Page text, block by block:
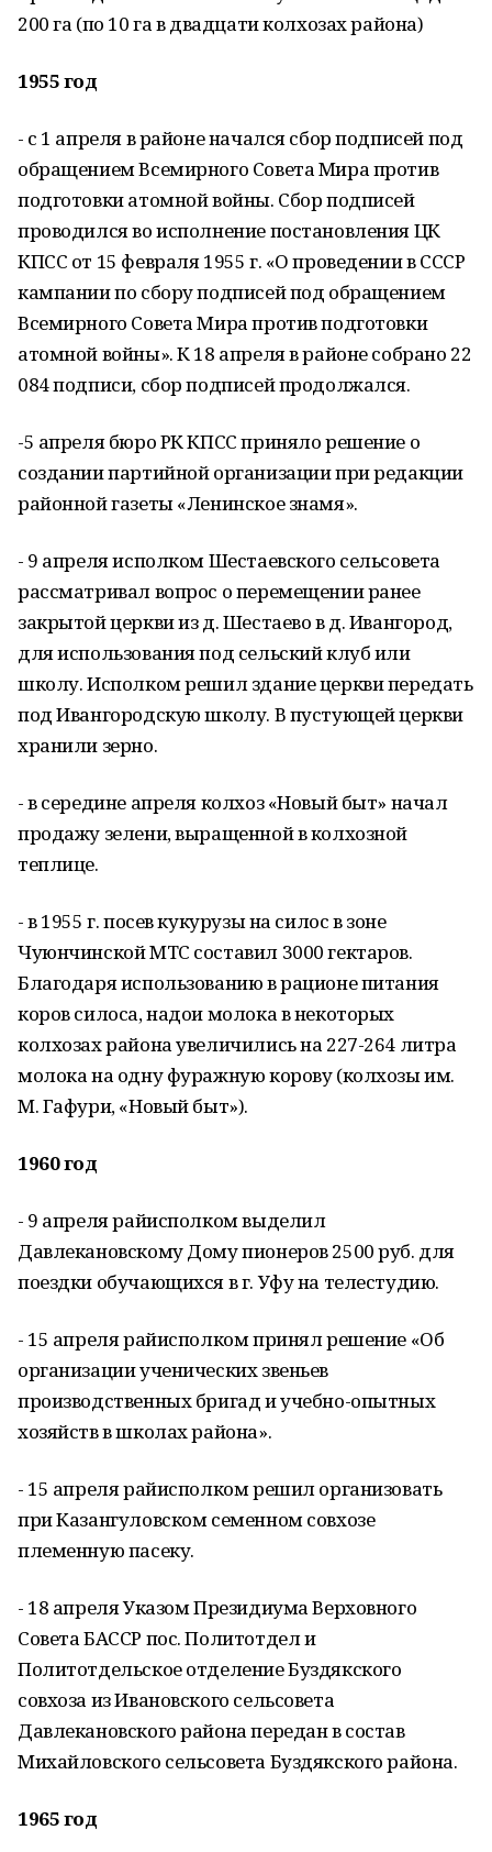
200 га (по 10 га в двадцати колхозах района)
1955 год
- с 1 апреля в районе начался сбор подписей под
обращением Всемирного Совета Мира против
подготовки атомной войны. Сбор подписей
проводился во исполнение постановления ЦК
КПСС от 15 февраля 1955 г. «О проведении в СССР
кампании по сбору подписей под обращением
Всемирного Совета Мира против подготовки
атомной войны». К 18 апреля в районе собрано 22
084 подписи, сбор подписей продолжался.
-5 апреля бюро РК КПСС приняло решение о
создании партийной организации при редакции
районной газеты «Ленинское знамя».
- 9 апреля исполком Шестаевского сельсовета
рассматривал вопрос о перемещении ранее
закрытой церкви из д. Шестаево в д. Ивангород,
для использования под сельский клуб или
школу. Исполком решил здание церкви передать
под Ивангородскую школу. В пустующей церкви
хранили зерно.
- в середине апреля колхоз «Новый быт» начал
продажу зелени, выращенной в колхозной
теплице.
- в 1955 г. посев кукурузы на силос в зоне
Чуюнчинской МТС составил 3000 гектаров.
Благодаря использованию в рационе питания
коров силоса, надои молока в некоторых
колхозах района увеличились на 227-264 литра
молока на одну фуражную корову (колхозы им.
М. Гафури, «Новый быт»).
1960 год
- 9 апреля райисполком выделил
Давлекановскому Дому пионеров 2500 руб. для
поездки обучающихся в г. Уфу на телестудию.
- 15 апреля райисполком принял решение «Об
организации ученических звеньев
производственных бригад и учебно-опытных
хозяйств в школах района».
- 15 апреля райисполком решил организовать
при Казангуловском семенном совхозе
племенную пасеку.
- 18 апреля Указом Президиума Верховного
Совета БАССР пос. Политотдел и
Политотдельское отделение Буздякского
совхоза из Ивановского сельсовета
Давлекановского района передан в состав
Михайловского сельсовета Буздякского района.
1965 год